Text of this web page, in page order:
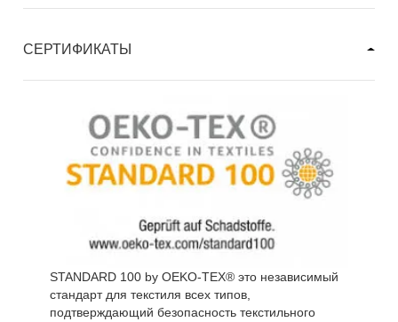
СЕРТИФИКАТЫ
STANDARD 100 by OEKO-TEX® это независимый
стандарт для текстиля всех типов,
подтверждающий безопасность текстильного